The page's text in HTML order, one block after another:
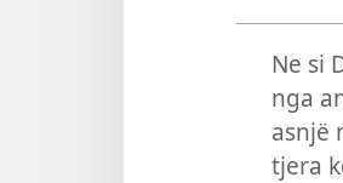
Ne si
nga
asnjë
tjera